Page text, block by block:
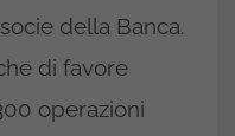
della Banca.
di favore
operazioni